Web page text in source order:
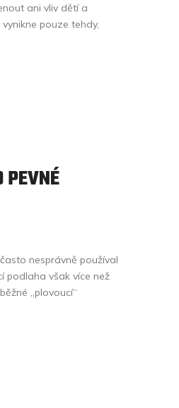
ani vliv dětí a
pouze tehdy,
PEVNÉ
nesprávně používal
podlaha však více než
„plovoucí“